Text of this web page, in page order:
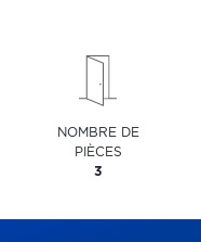
NOMBRE DE
PIÈCES
3